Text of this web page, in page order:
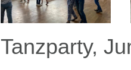
Tanzparty,